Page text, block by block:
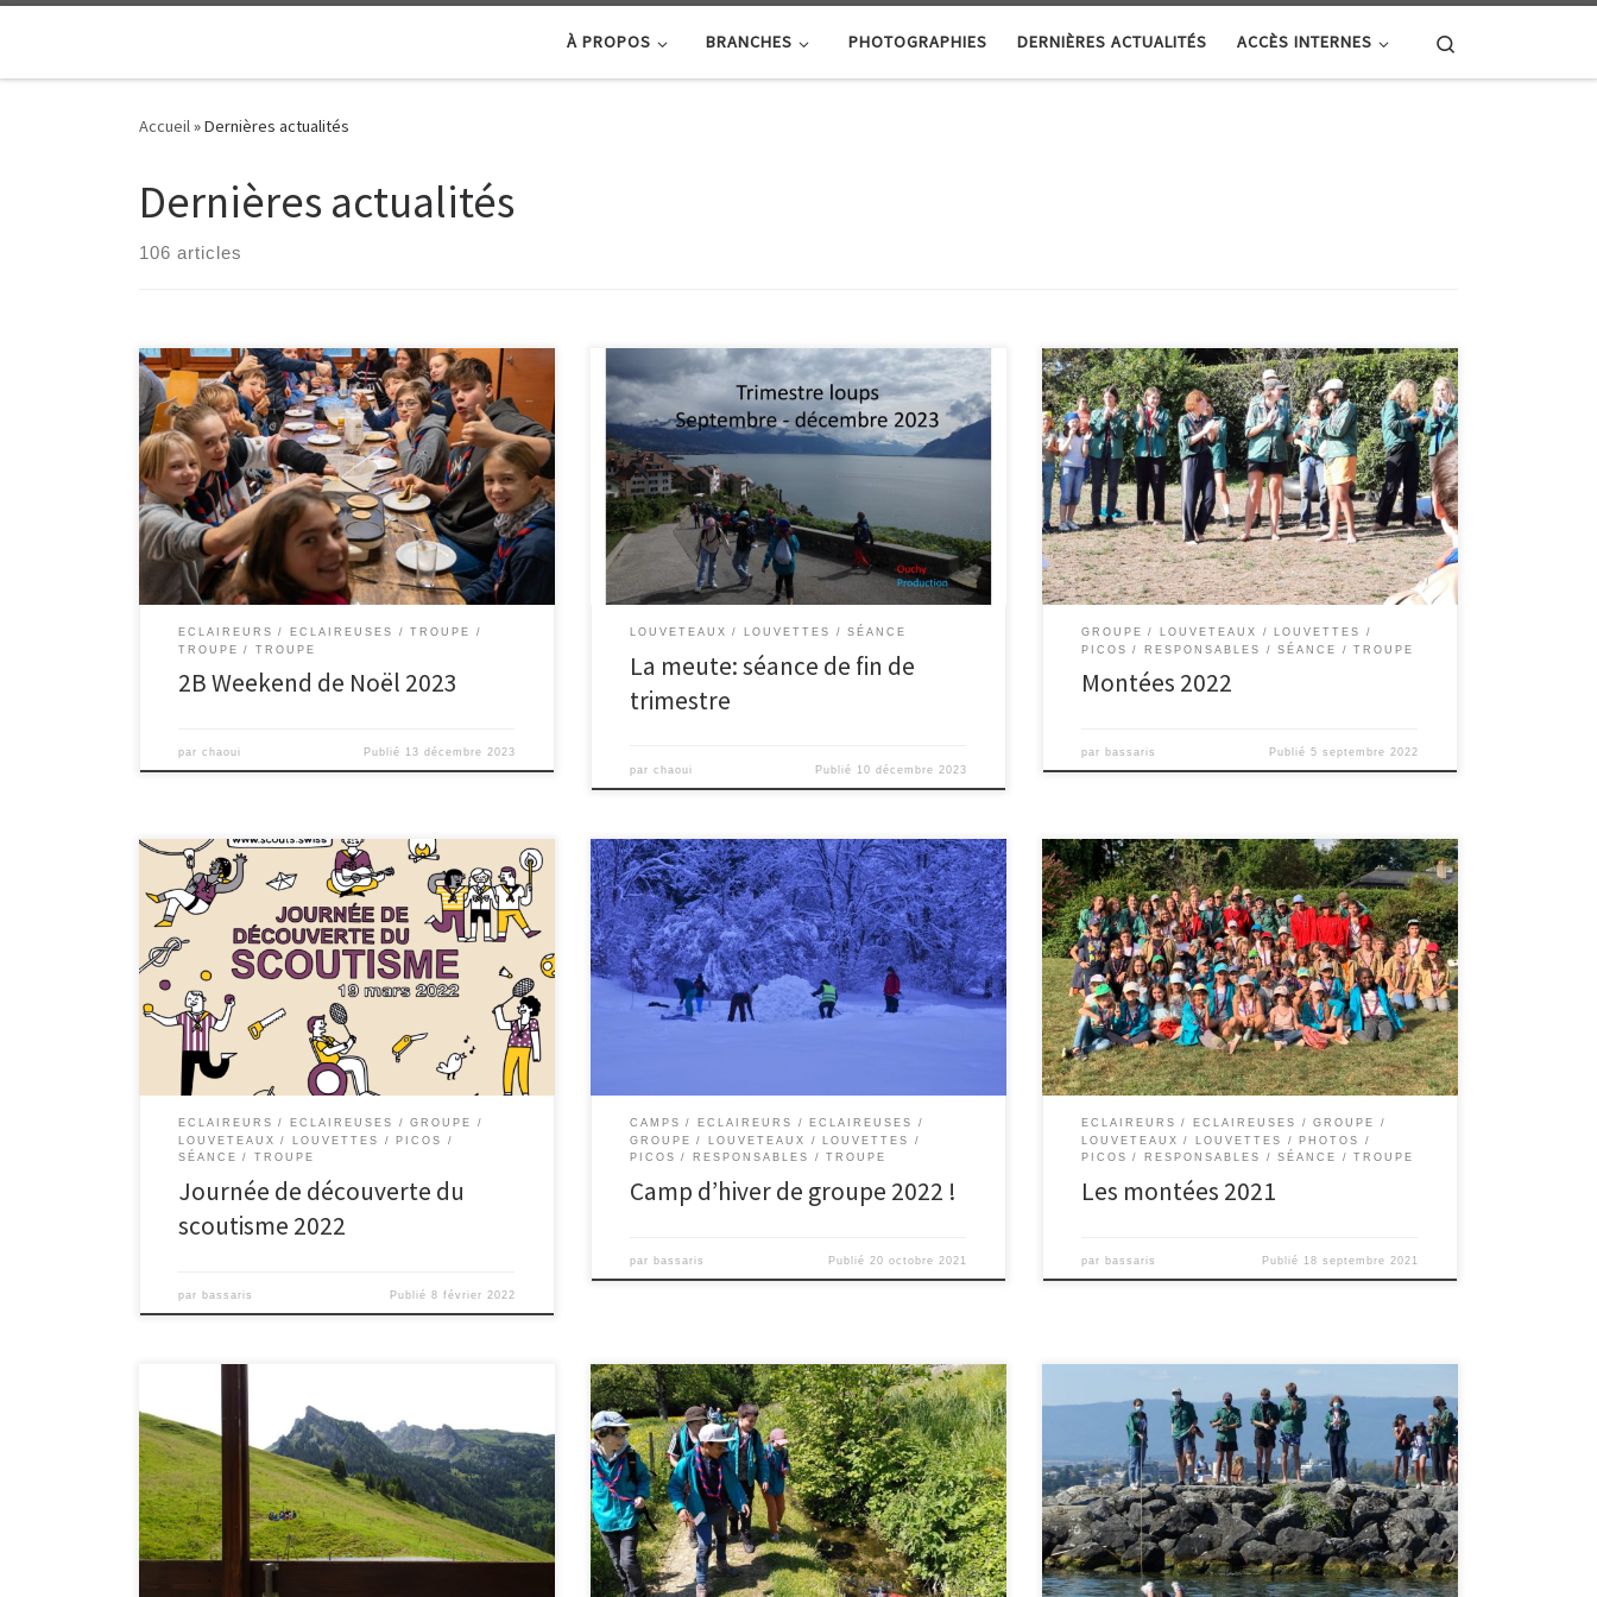
À PROPOS BRANCHES PHOTOGRAPHIES DERNIÈRES ACTUALITÉS ACCÈS INTERNES
Accueil»Dernières actualités
Dernières actualités
106 articles
ECLAIREURS ECLAIREUSES
TROUPE
TROUPE
TROUPE
2B Weekend de Noël 2023
parchaoui Publié 13 décembre 2023
LOUVETEAUX LOUVETTES SÉANCE
La meute: séance de fin de
trimestre
parchaoui Publié 10 décembre 2023
GROUPE LOUVETEAUX
LOUVETTES
PICOS
RESPONSABLES SÉANCE TROUPE
Montées 2022
par bassaris Publié 5 septembre 2022
ECLAIREURS ECLAIREUSES
GROUPE
LOUVETEAUX
LOUVETTES
PICOS
SÉANCE
TROUPE
Journée de découverte du
scoutisme 2022
par bassaris Publié 8 février 2022
CAMPS ECLAIREURS
ECLAIREUSES
GROUPE
LOUVETEAUX
LOUVETTES
PICOS
RESPONSABLES TROUPE
Camp d’hiver de groupe 2022 !
par bassaris Publié 20 octobre 2021
ECLAIREURS ECLAIREUSES
GROUPE
LOUVETEAUX
LOUVETTES
PHOTOS
PICOS
RESPONSABLES SÉANCE TROUPE
Les montées 2021
par bassaris Publié 18 septembre 2021